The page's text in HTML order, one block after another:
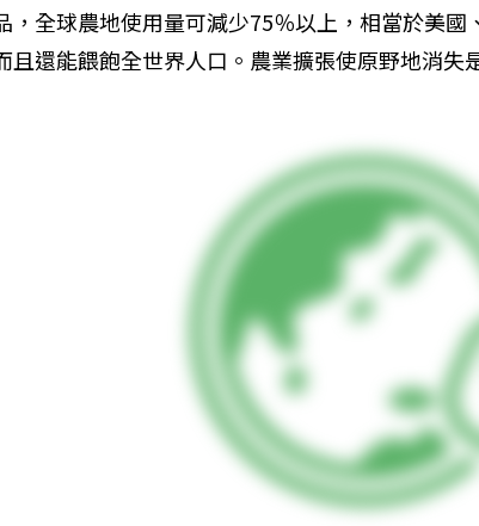
，全球農地使用量可減少75％以上，相當於美
且還能餵飽全世界人口。農業擴張使原野地消失